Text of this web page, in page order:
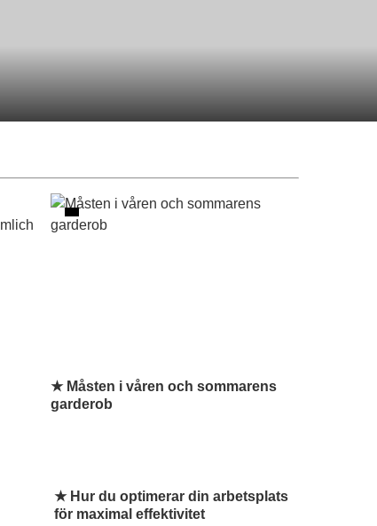
★ Måsten i våren och sommarens
garderob
★ Hur du optimerar din arbetsplats
för maximal effektivitet